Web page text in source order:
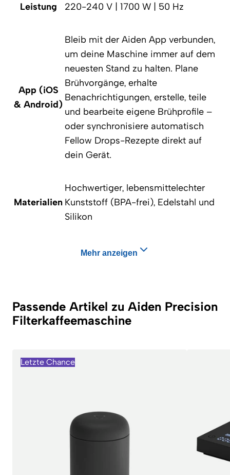
Leistung 220-240 V | 1700 W | 50 Hz
App (iOS
& Android)
Bleib mit der Aiden App verbunden,
um deine Maschine immer auf dem
neuesten Stand zu halten. Plane
Brühvorgänge, erhalte
Benachrichtigungen, erstelle, teile
und bearbeite eigene Brühprofile –
oder synchronisiere automatisch
Fellow Drops-Rezepte direkt auf
dein Gerät.
Materialien
Hochwertiger, lebensmittelechter
Kunststoff (BPA-frei), Edelstahl und
Silikon
Mehr anzeigen
Passende Artikel zu Aiden Precision
Filterkaffeemaschine
Letzte Chance